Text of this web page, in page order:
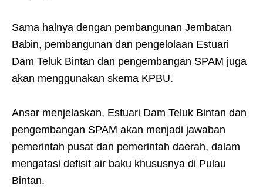
Sama halnya dengan pembangunan Jembatan
Babin, pembangunan dan pengelolaan Estuari
Dam Teluk Bintan dan pengembangan SPAM juga
akan menggunakan skema KPBU.
Ansar menjelaskan, Estuari Dam Teluk Bintan dan
pengembangan SPAM akan menjadi jawaban
pemerintah pusat dan pemerintah daerah, dalam
mengatasi defisit air baku khususnya di Pulau
Bintan.